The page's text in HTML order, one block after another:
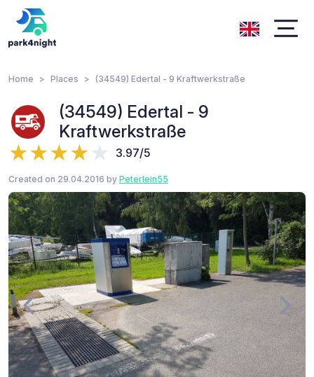
Home Places (34549) Edertal - 9 Kraftwerkstraße
(34549) Edertal - 9
Kraftwerkstraße
3.97/5
Created on 29.04.2016 by Peterlein55